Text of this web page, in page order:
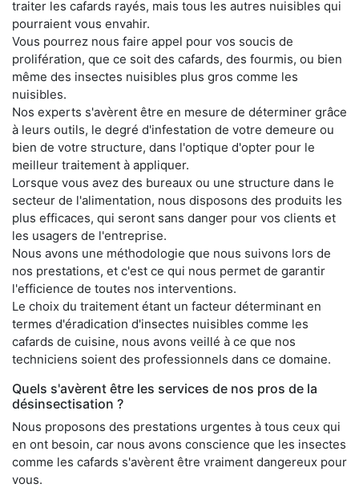
traiter les cafards rayés, mais tous les autres nuisibles qui
pourraient vous envahir.
Vous pourrez nous faire appel pour vos soucis de
prolifération, que ce soit des cafards, des fourmis, ou bien
même des insectes nuisibles plus gros comme les
nuisibles.
Nos experts s'avèrent être en mesure de déterminer grâce
à leurs outils, le degré d'infestation de votre demeure ou
bien de votre structure, dans l'optique d'opter pour le
meilleur traitement à appliquer.
Lorsque vous avez des bureaux ou une structure dans le
secteur de l'alimentation, nous disposons des produits les
plus efficaces, qui seront sans danger pour vos clients et
les usagers de l'entreprise.
Nous avons une méthodologie que nous suivons lors de
nos prestations, et c'est ce qui nous permet de garantir
l'efficience de toutes nos interventions.
Le choix du traitement étant un facteur déterminant en
termes d'éradication d'insectes nuisibles comme les
cafards de cuisine, nous avons veillé à ce que nos
techniciens soient des professionnels dans ce domaine.
Quels s'avèrent être les services de nos pros de la
désinsectisation ?
Nous proposons des prestations urgentes à tous ceux qui
en ont besoin, car nous avons conscience que les insectes
comme les cafards s'avèrent être vraiment dangereux pour
vous.